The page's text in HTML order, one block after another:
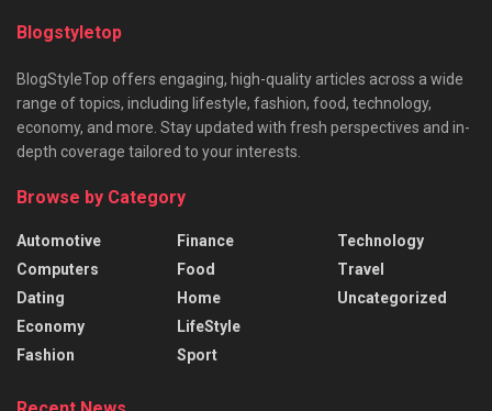
Blogstyletop
BlogStyleTop offers engaging, high-quality articles across a wide
range of topics, including lifestyle, fashion, food, technology,
economy, and more. Stay updated with fresh perspectives and in-
depth coverage tailored to your interests.
Browse by Category
Automotive
Computers
Dating
Economy
Fashion
Finance
Food
Home
LifeStyle
Sport
Technology
Travel
Uncategorized